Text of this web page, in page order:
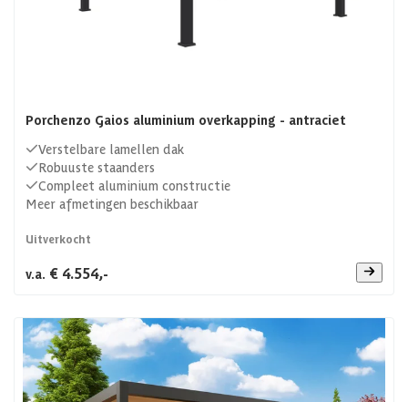
Porchenzo Gaios aluminium overkapping - antraciet
Verstelbare lamellen dak
Robuuste staanders
Compleet aluminium constructie
Meer afmetingen beschikbaar
Uitverkocht
v.a. € 4.554,-